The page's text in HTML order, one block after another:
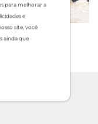
para melhorar a
e
site, você
ainda que